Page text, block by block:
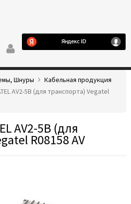
Шнуры
Кабельная продукция
AV2-5B (для транспорта) Vegatel
AV2-5B (для
R08158 AV